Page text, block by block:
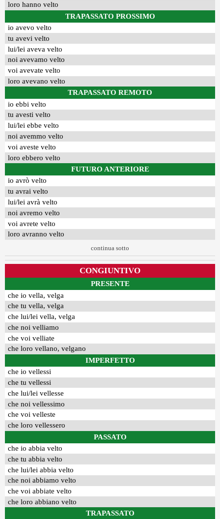
loro hanno velto
TRAPASSATO PROSSIMO
io avevo velto
tu avevi velto
lui/lei aveva velto
noi avevamo velto
voi avevate velto
loro avevano velto
TRAPASSATO REMOTO
io ebbi velto
tu avesti velto
lui/lei ebbe velto
noi avemmo velto
voi aveste velto
loro ebbero velto
FUTURO ANTERIORE
io avrò velto
tu avrai velto
lui/lei avrà velto
noi avremo velto
voi avrete velto
loro avranno velto
continua sotto
CONGIUNTIVO
PRESENTE
che io vella, velga
che tu vella, velga
che lui/lei vella, velga
che noi velliamo
che voi velliate
che loro vellano, velgano
IMPERFETTO
che io vellessi
che tu vellessi
che lui/lei vellesse
che noi vellessimo
che voi velleste
che loro vellessero
PASSATO
che io abbia velto
che tu abbia velto
che lui/lei abbia velto
che noi abbiamo velto
che voi abbiate velto
che loro abbiano velto
TRAPASSATO